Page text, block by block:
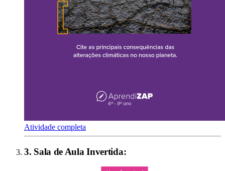
Atividade completa
3. Sala de Aula Invertida: